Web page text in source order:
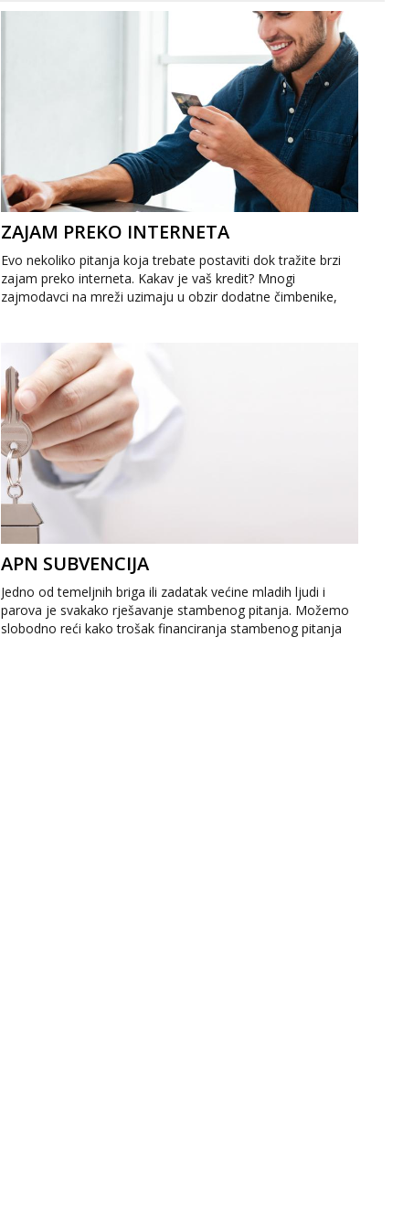
ZAJAM PREKO INTERNETA
Evo nekoliko pitanja koja trebate postaviti dok tražite brzi
zajam preko interneta. Kakav je vaš kredit? Mnogi
zajmodavci na mreži uzimaju u obzir dodatne čimbenike,
APN SUBVENCIJA
Jedno od temeljnih briga ili zadatak većine mladih ljudi i
parova je svakako rješavanje stambenog pitanja. Možemo
slobodno reći kako trošak financiranja stambenog pitanja